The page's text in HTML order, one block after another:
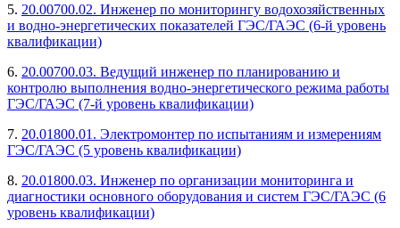
5. 20.00700.02. Инженер по мониторингу водохозяйственных
и водно-энергетических показателей ГЭС/ГАЭС (6-й уровень
квалификации)
6. 20.00700.03. Ведущий инженер по планированию и
контролю выполнения водно-энергетического режима работы
ГЭС/ГАЭС (7-й уровень квалификации)
7. 20.01800.01. Электромонтер по испытаниям и измерениям
ГЭС/ГАЭС (5 уровень квалификации)
8. 20.01800.03. Инженер по организации мониторинга и
диагностики основного оборудования и систем ГЭС/ГАЭС (6
уровень квалификации)